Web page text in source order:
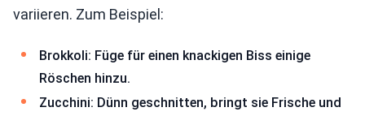
variieren. Zum Beispiel:
Brokkoli: Füge für einen knackigen Biss einige
Röschen hinzu.
Zucchini: Dünn geschnitten, bringt sie Frische und